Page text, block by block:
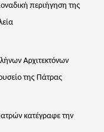
περιήγηση της
Αρχιτεκτόνων
της Πάτρας
κατέγραφε την